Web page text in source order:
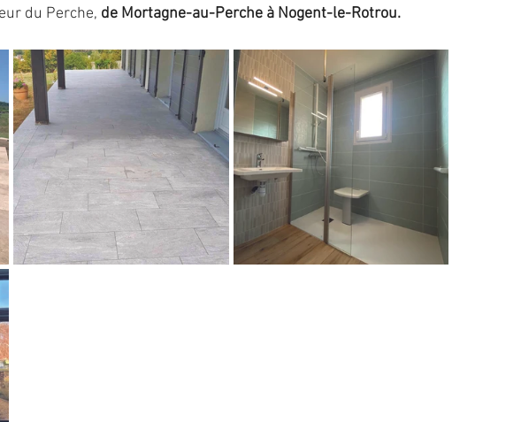
du Perche, de Mortagne-au-Perche à Nogent-le-Rotrou.